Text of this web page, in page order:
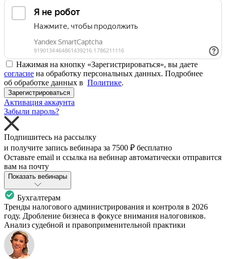
Нажимая на кнопку «Зарегистрироваться», вы даете
согласие на обработку персональных данных. Подробнее
об обработке данных в Политике.
Зарегистрироваться
Активация аккаунта
Забыли пароль?
Подпишитесь на рассылку
и получите запись вебинара за 7500 ₽ бесплатно
Оставьте email и ссылка на вебинар автоматически отправится
вам на почту
Показать вебинары
Бухгалтерам
Тренды налогового администрирования и контроля в 2026
году. Дробление бизнеса в фокусе внимания налоговиков.
Анализ судебной и правоприменительной практики